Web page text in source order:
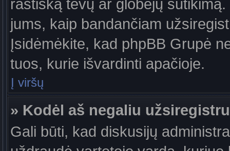
raštišką tėvų ar globėjų
jums, kaip bandančiam
Įsidėmėkite, kad phpBB Grupė
tuos, kurie išvardinti apačioje.
Į viršų
» Kodėl aš negaliu
Gali būti, kad diskusijų